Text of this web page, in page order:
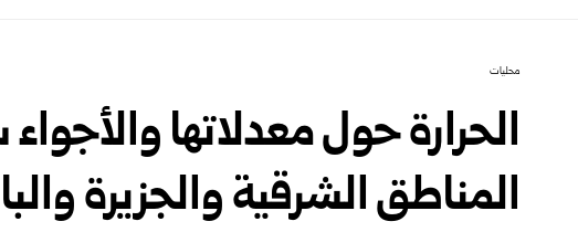
محليات
الحرارة حول معدلاتها
المناطق الشرقية ‏والجزيرة